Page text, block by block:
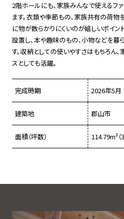
2階ホールにも、家族みんなで使えるフ
ます。衣類や季節もの、家族共有の荷物
に物が散らかりにくいのが嬉しいポイ
設置し、本や趣味のもの、小物などを暮
す。収納としての使いやすさはもちろん
スとしても活躍。
完成時期 2026年5月
建築地 郡山市
面積（坪数） 114.79m²（